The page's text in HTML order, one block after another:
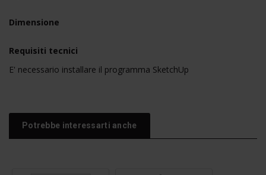
Dimensione
Requisiti tecnici
E' necessario installare il programma SketchUp
Potrebbe interessarti anche